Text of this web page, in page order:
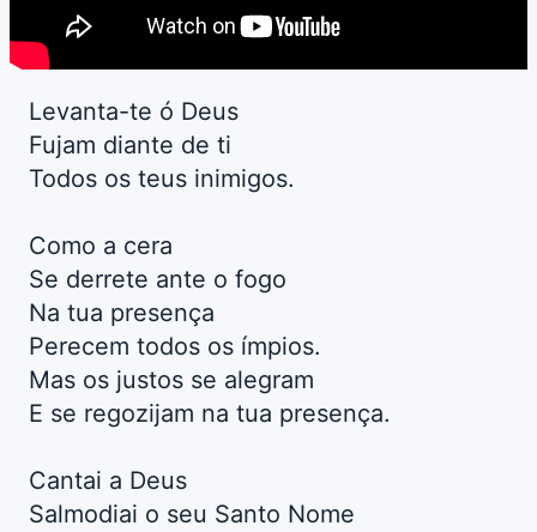
Levanta-te ó Deus
Fujam diante de ti
Todos os teus inimigos.
Como a cera
Se derrete ante o fogo
Na tua presença
Perecem todos os ímpios.
Mas os justos se alegram
E se regozijam na tua presença.
Cantai a Deus
Salmodiai o seu Santo Nome